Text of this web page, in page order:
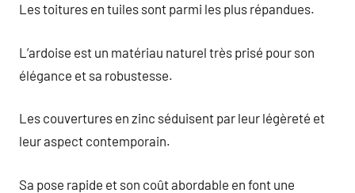
Les toitures en tuiles sont parmi les plus répandues.
L’ardoise est un matériau naturel très prisé pour son
élégance et sa robustesse.
Les couvertures en zinc séduisent par leur légèreté et
leur aspect contemporain.
Sa pose rapide et son coût abordable en font une